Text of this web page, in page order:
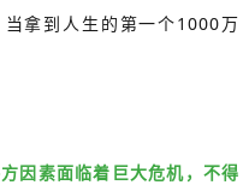
拿到人生的第一个1000万
因素面临着巨大危机，不得